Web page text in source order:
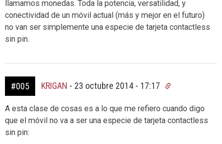
llamamos monedas. Toda la potencia, versatilidad, y
conectividad de un móvil actual (más y mejor en el futuro)
no van ser simplemente una especie de tarjeta contactless
sin pin.
#005 KRIGAN - 23 octubre 2014 - 17:17
A esta clase de cosas es a lo que me refiero cuando digo
que el móvil no va a ser una especie de tarjeta contactless
sin pin: